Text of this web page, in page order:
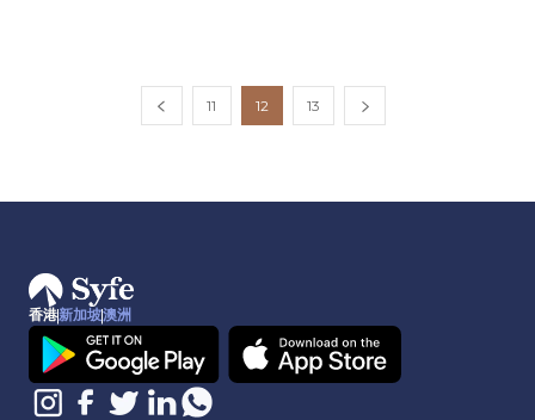
11 12 13
香港新加坡澳洲